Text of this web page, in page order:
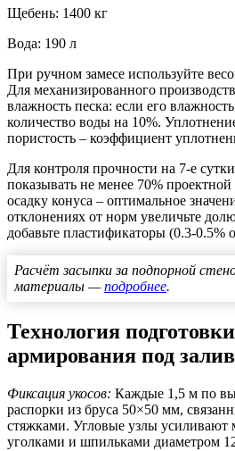
Щебень: 1400 кг
Вода: 190 л
При ручном замесе используйте
Для механизированного
влажность песка: если его
количество воды на 10%.
пористость – коэффициент
Для контроля прочности на 7-е
показывать не менее 70%
осадку конуса – оптимальное
отклонениях от норм увеличьте
добавьте пластификаторы (0.3-0.5%
Расчёт засыпки за подпорной
материалы —подробнее.
Технология
армирования под
Фиксация укосов: Каждые 1,5 м по
распорки из бруса 50×50 мм,
стяжками. Угловые узлы усиливают
уголками и шпильками диаметром